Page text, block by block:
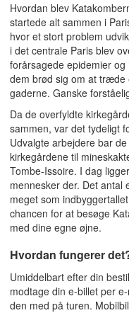
Hvordan blev
startede alt sammen i
hvor et stort problem
i det centrale Paris blev
forårsagede epidemier
dem brød sig om at træde
gaderne. Ganske
Da de overfyldte
sammen, var det tydeligt
Udvalgte arbejdere bar
kirkegårdene til
Tombe-Issoire. I dag
mennesker der. Det
meget som
chancen for at besøge
med dine egne øjne.
Hvordan fungerer
Umiddelbart efter din
modtage din e-billet per
den med på turen.